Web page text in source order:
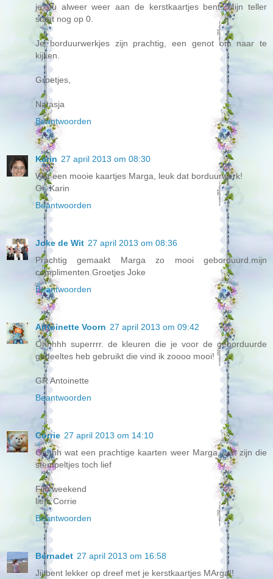
je nu alweer weer aan de kerstkaartjes bent. Mijn teller
staat nog op 0.
Je borduurwerkjes zijn prachtig, een genot om naar te
kijken.
Groetjes,
Natasja
Beantwoorden
Karin 27 april 2013 om 08:30
Wat een mooie kaartjes Marga, leuk dat borduurwerk!
Gr. Karin
Beantwoorden
Joke de Wit 27 april 2013 om 08:36
Prachtig gemaakt Marga zo mooi geborduurd.mijn
complimenten.Groetjes Joke
Beantwoorden
Antoinette Voorn 27 april 2013 om 09:42
Ohhhhh superrrr. de kleuren die je voor de geborduurde
gedeeltes heb gebruikt die vind ik zoooo mooi!
GR Antoinette
Beantwoorden
Corrie 27 april 2013 om 14:10
Ohhhh wat een prachtige kaarten weer Marga, wat zijn die
stempeltjes toch lief
Fijn weekend
liefs Corrie
Beantwoorden
Bernadet 27 april 2013 om 16:58
Jij bent lekker op dreef met je kerstkaartjes MArga!!